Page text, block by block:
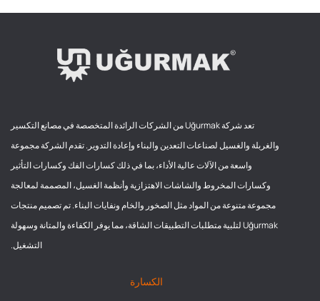
تعد شركة Uğurmak من الشركات الرائدة المتخصصة في مصانع التكسير
والغربلة والغسيل لصناعات التعدين والبناء وإعادة التدوير. تقدم الشركة مجموعة
واسعة من الآلات عالية الأداء، بما في ذلك كسارات الفك وكسارات التأثير
وكسارات المخروط والشاشات الاهتزازية وأنظمة الغسيل، المصممة لمعالجة
مجموعة متنوعة من المواد مثل الصخور والخام ونفايات البناء. تم تصميم منتجات
Uğurmak لتلبية متطلبات التطبيقات الشاقة، مما يوفر الكفاءة والمتانة وسهولة
التشغيل.
الكسارة